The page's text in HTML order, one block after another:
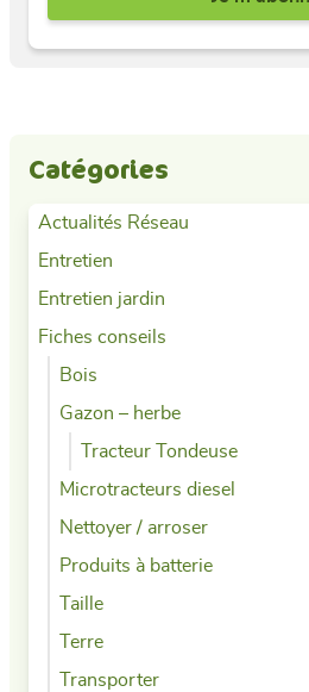
Catégories
Actualités Réseau
Entretien
Entretien jardin
Fiches conseils
Bois
Gazon – herbe
Tracteur Tondeuse
Microtracteurs diesel
Nettoyer / arroser
Produits à batterie
Taille
Terre
Transporter